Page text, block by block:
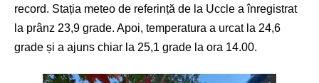
record. Stația meteo de referință de la Uccle a înregistrat
la prânz 23,9 grade. Apoi, temperatura a urcat la 24,6
grade și a ajuns chiar la 25,1 grade la ora 14.00.